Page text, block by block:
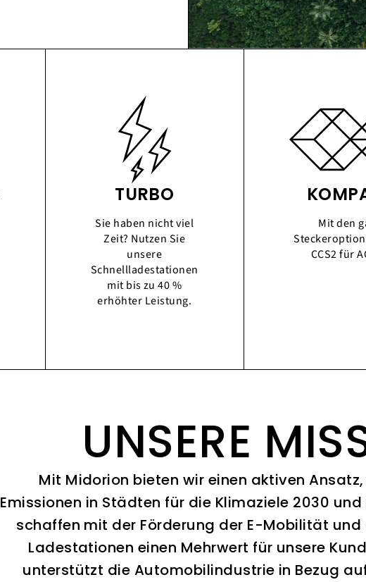
TURBO
Sie haben nicht viel
Zeit? Nutzen Sie
unsere
Schnellladestationen
mit bis zu 40 %
erhöhter Leistung.
Mit den
CCS2 für
UNSERE
Mit Midorion bieten wir einen aktiven
Emissionen in Städten für die Klimaziele 2030
schaffen mit der Förderung der E-Mobilität
Ladestationen einen Mehrwert für unsere
unterstützt die Automobilindustrie in Bezug